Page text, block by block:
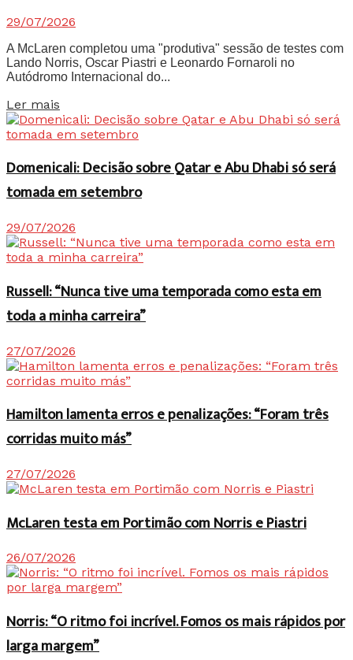
29/07/2026
A McLaren completou uma "produtiva" sessão de testes com
Lando Norris, Oscar Piastri e Leonardo Fornaroli no
Autódromo Internacional do...
Ler mais
Domenicali: Decisão sobre Qatar e Abu Dhabi só será
tomada em setembro
29/07/2026
Russell: “Nunca tive uma temporada como esta em
toda a minha carreira”
27/07/2026
Hamilton lamenta erros e penalizações: “Foram três
corridas muito más”
27/07/2026
McLaren testa em Portimão com Norris e Piastri
26/07/2026
Norris: “O ritmo foi incrível. Fomos os mais rápidos por
larga margem”